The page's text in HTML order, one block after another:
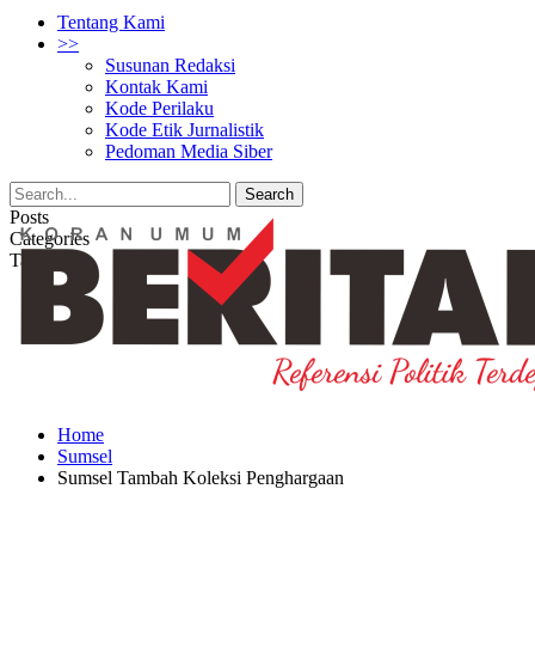
Tentang Kami
>>
Susunan Redaksi
Kontak Kami
Kode Perilaku
Kode Etik Jurnalistik
Pedoman Media Siber
Posts
Categories
Tags
Home
Sumsel
Sumsel Tambah Koleksi Penghargaan